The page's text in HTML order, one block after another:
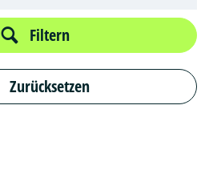
Filtern
Zurücksetzen